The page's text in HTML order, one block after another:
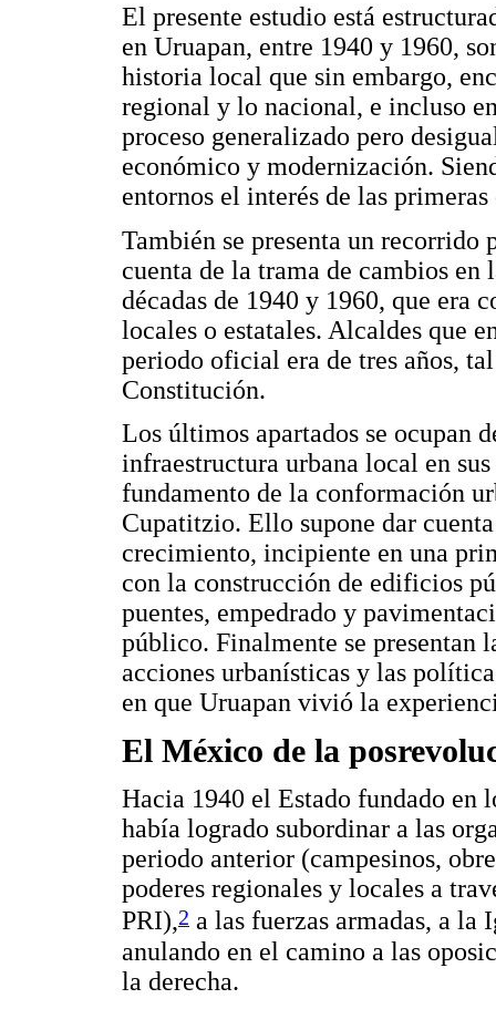
El presente estudio está
en Uruapan, entre 1940 y 1960,
historia local que sin embargo,
regional y lo nacional, e incluso
proceso generalizado pero
económico y modernización.
entornos el interés de las
También se presenta un
cuenta de la trama de cambios
décadas de 1940 y 1960, que era
locales o estatales. Alcaldes que
periodo oficial era de tres años,
Constitución.
Los últimos apartados se ocupan
infraestructura urbana local en
fundamento de la conformación
Cupatitzio. Ello supone dar
crecimiento, incipiente en una
con la construcción de edificios
puentes, empedrado y
público. Finalmente se presentan
acciones urbanísticas y las
en que Uruapan vivió la
El México de la
Hacia 1940 el Estado fundado
había logrado subordinar a las
periodo anterior (campesinos,
poderes regionales y locales a
PRI),2 a las fuerzas armadas, a la
anulando en el camino a las
la derecha.